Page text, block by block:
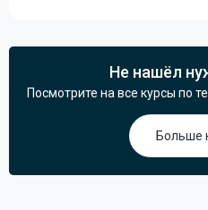
Не нашёл
Посмотрите на все курсы по
Больше